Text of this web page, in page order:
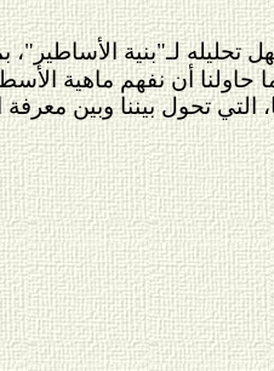
لـ"بنية الأساطير"،
أن نفهم ماهية
التي تحول بيننا وبين